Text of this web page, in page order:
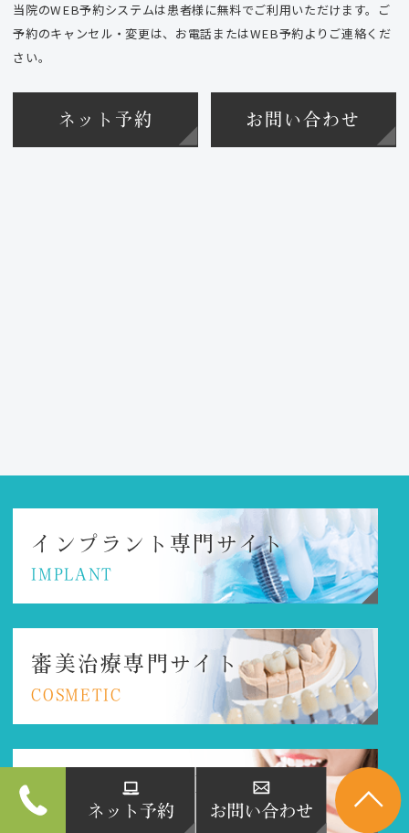
当院のWEB予約システムは患者様に無料でご利用いただけます。ご
予約のキャンセル・変更は、お電話またはWEB予約よりご連絡くだ
さい。
ネット予約 お問い合わせ
インプラント 専門サイト
IMPLANT
審美治療専門サイト
COSMETIC
マウスピース矯正 専門サイト
MOUTHPIECE